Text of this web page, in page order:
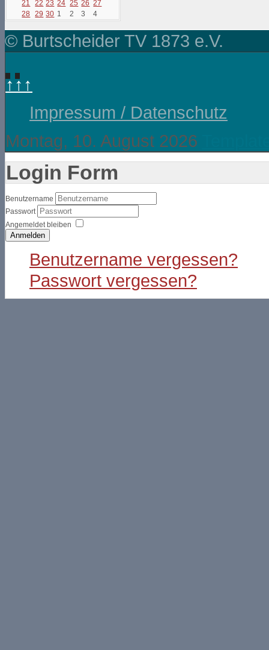
21
22 23 24 25 26 27
28 29 30 1 2 3 4
© Burtscheider TV 1873 e.V.
↑↑↑
Impressum / Datenschutz
Montag, 10. August 2026
Login Form
Benutzername
Passwort
Angemeldet bleiben
Anmelden
Benutzername vergessen?
Passwort vergessen?